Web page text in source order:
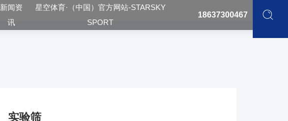
新闻资
讯
星空体育·（中国）官方网站-STARSKY
SPORT
18637300467
实验筛